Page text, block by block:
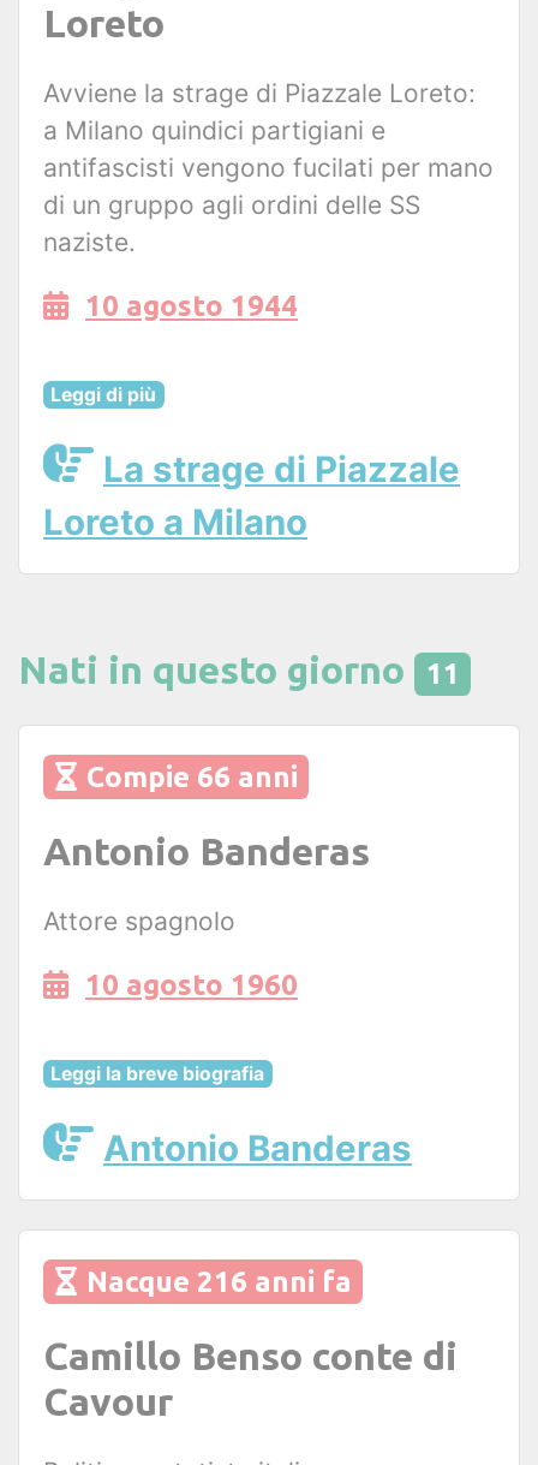
Loreto
Avviene la strage di Piazzale Loreto:
a Milano quindici partigiani e
antifascisti vengono fucilati per mano
di un gruppo agli ordini delle SS
naziste.
10 agosto 1944
Leggi di più
La strage di Piazzale
Loreto a Milano
Nati in questo giorno 11
Compie 66 anni
Antonio Banderas
Attore spagnolo
10 agosto 1960
Leggi la breve biografia
Antonio Banderas
Nacque 216 anni fa
Camillo Benso conte di
Cavour